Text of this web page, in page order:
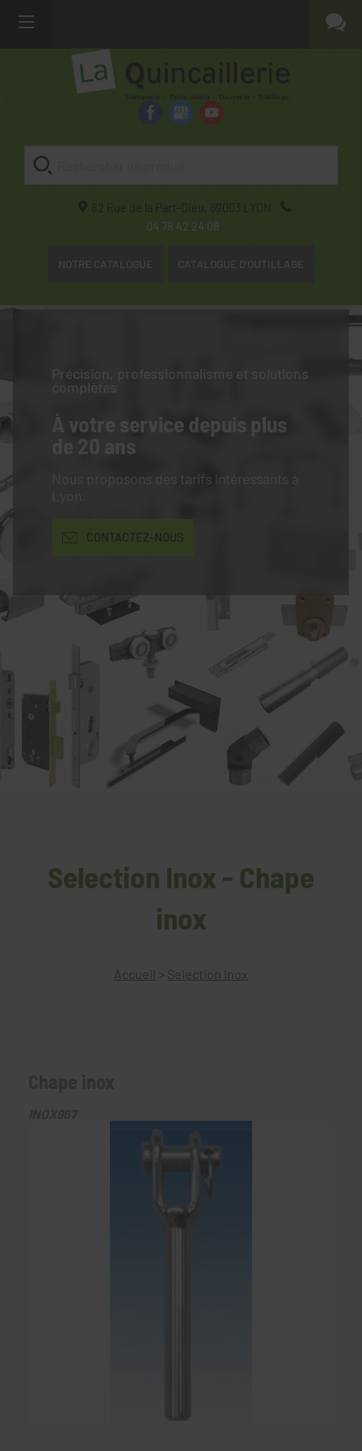
82 Rue de la Part-Dieu, 69003
LYON
04 78 42 24 08
NOTRE CATALOGUE CATALOGUE D'OUTILLAGE
Précision, professionnalisme et solutions
complètes
À votre service depuis plus
de 20 ans
Nous proposons des tarifs intéressants à
CONTACTEZ-NOUS
Selection Inox - Chape
inox
Accueil > Selection Inox